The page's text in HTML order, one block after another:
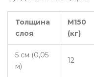
Толщина
слоя
М150
(кг)
5 см (0,05
м)
12